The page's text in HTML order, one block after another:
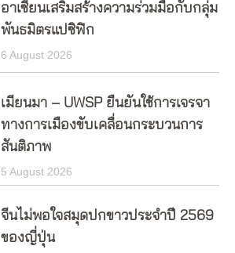
อาเซียนเสริมสร้างความร่วมมือกับกลุ่ม
พันธมิตรแปซิฟิก
6 August 2026
เมียนมา – UWSP ยืนยันใช้การเจรจา
ทางการเมืองขับเคลื่อนกระบวนการ
สันติภาพ
5 August 2026
จีนไม่พอใจสมุดปกขาวประจำปี 2569
ของญี่ปุ่น